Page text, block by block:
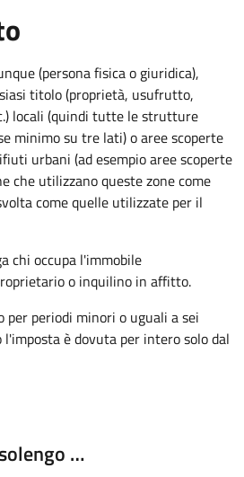
(persona fisica o giuridica),
titolo (proprietà, usufrutto,
locali (quindi tutte le strutture
minimo su tre lati) o aree scoperte
urbani (ad esempio aree scoperte
che utilizzano queste zone come
come quelle utilizzate per il
chi occupa l'immobile
o inquilino in affitto.
periodi minori o uguali a sei
l'imposta è dovuta per intero solo dal
…